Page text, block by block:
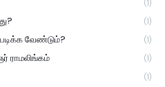
(1)
(1)
வேண்டும்? (1)
ராமலிங்கம் (1)
(1)